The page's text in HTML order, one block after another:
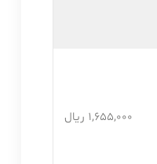
1,655,۰۰۰ ریال